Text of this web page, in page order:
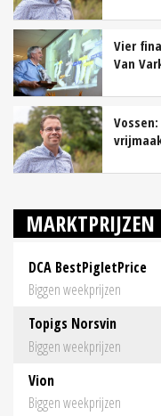
Vier
Van
MARKTPRIJZEN
DCA BestPigletPrice
Biggen weekprijzen
Topigs Norsvin
Biggen weekprijzen
Vion
Biggen weekprijzen